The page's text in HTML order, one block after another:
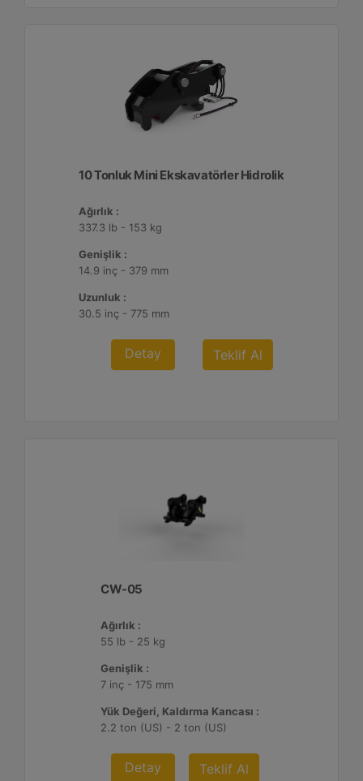
10 Tonluk Mini Ekskavatörler Hidrolik
Ağırlık :
337.3 lb - 153 kg
Genişlik :
14.9 inç - 379 mm
Uzunluk :
30.5 inç - 775 mm
Detay Teklif Al
CW-05
Ağırlık :
55 lb - 25 kg
Genişlik :
7 inç - 175 mm
Yük Değeri, Kaldırma Kancası :
2.2 ton (US) - 2 ton (US)
Detay Teklif Al